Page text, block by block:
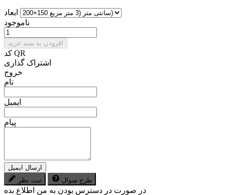
ابعاد
ناموجود
افزودن به سبد خرید
کد QR
اشتراک گذاری
خروج
نام
ایمیل
پیام
ارسال ایمیل
ثبت نظر
طرح سوال
در صورت در دسترس بودن به من اطلاع بده